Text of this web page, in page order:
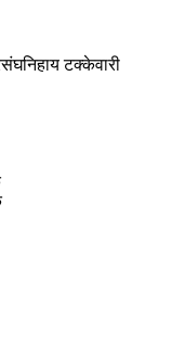
टक्केवारी